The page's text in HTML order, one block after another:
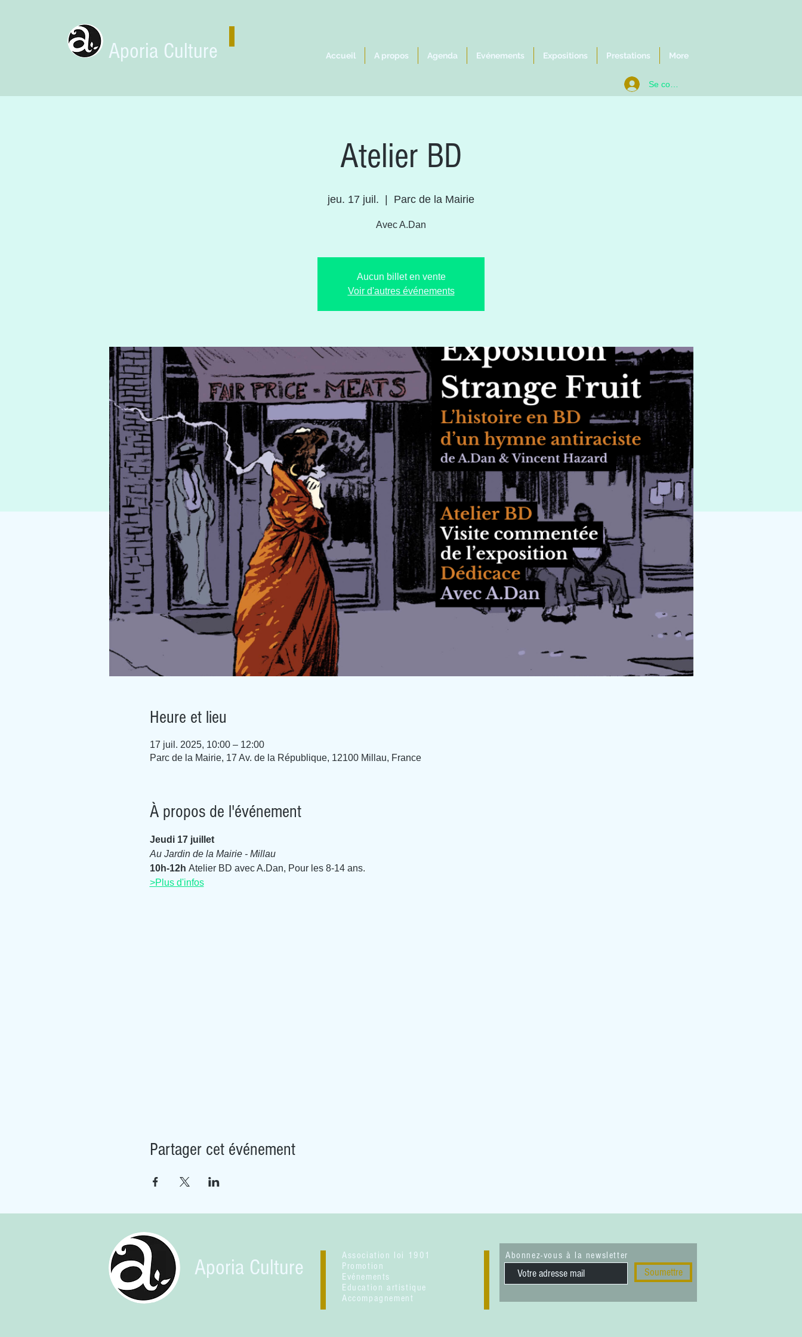
Aporia Culture Accueil A propos Agenda Evénements Expositions Prestations More
Se connecter
Atelier BD
jeu. 17 juil. Parc de la Mairie
Avec A.Dan
Aucun billet en vente
Voir d'autres événements
Heure et lieu
17 juil. 2025, 10:00 – 12:00
Parc de la Mairie, 17 Av. de la République, 12100 Millau, France
À propos de l'événement
Jeudi 17 juillet
Au Jardin de la Mairie - Millau
10h-12h Atelier BD avec A.Dan, Pour les 8-14 ans.
>Plus d'infos
Partager cet événement
Aporia Culture
Association loi 1901
Promotion
Evénements
Education artistique
Accompagnement
Abonnez-vous à la newsletter
Soumettre